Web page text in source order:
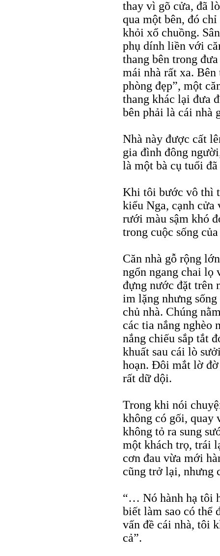
thay vì gõ cửa, đã
qua một bên, đó
khỏi xổ chuồng.
phụ dính liền với
thang bên trong
mái nhà rất xa. Bên
phòng đẹp”, một
thang khác lại đưa
bên phải là cái nhà
Nhà này được cất
gia đình đông
là một bà cụ tuổi
Khi tôi bước vô thì
kiểu Nga, cạnh cửa
rưới màu sậm khó
trong cuộc sống
Căn nhà gỗ rộng
ngổn ngang chai lọ
đựng nước đặt trên
im lặng nhưng sống
chủ nhà. Chúng
các tia nắng nghèo
nắng chiếu sắp tắt
khuất sau cái lò
hoạn. Đôi mắt lờ đờ
rất dữ dội.
Trong khi nói
không có gối, quay
không tỏ ra sung
một khách trọ, trái
cơn đau vừa mới
cũng trở lại, nhưng
“… Nó hành hạ tôi
biết làm sao có thể
vấn đề cái nhà, tôi
cả”.